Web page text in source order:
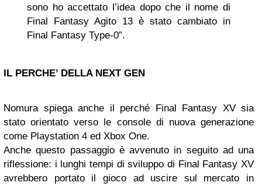
sono ho accettato l’idea dopo che il nome di
Final Fantasy Agito 13 è stato cambiato in
Final Fantasy Type-0”.
IL PERCHE’ DELLA NEXT GEN
Nomura spiega anche il perché Final Fantasy XV sia
stato orientato verso le console di nuova generazione
come Playstation 4 ed Xbox One.
Anche questo passaggio è avvenuto in seguito ad una
riflessione: i lunghi tempi di sviluppo di Final Fantasy XV
avrebbero portato il gioco ad uscire sul mercato in